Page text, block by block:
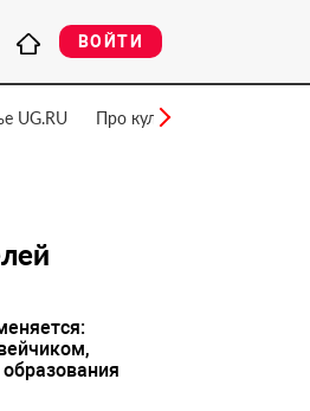
ВОЙТИ
UG.RU Про культуру UG.RU